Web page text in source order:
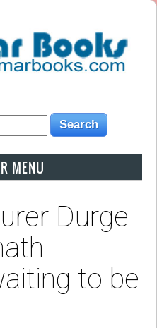
MENU
Durge
to be